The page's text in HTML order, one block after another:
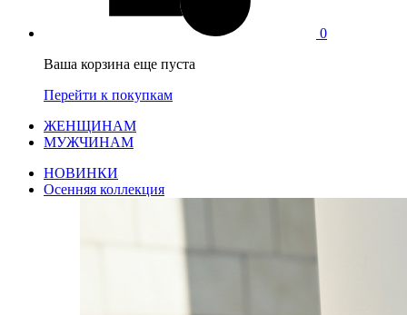
0
Ваша корзина еще пуста
Перейти к покупкам
ЖЕНЩИНАМ
МУЖЧИНАМ
НОВИНКИ
Осенняя коллекция